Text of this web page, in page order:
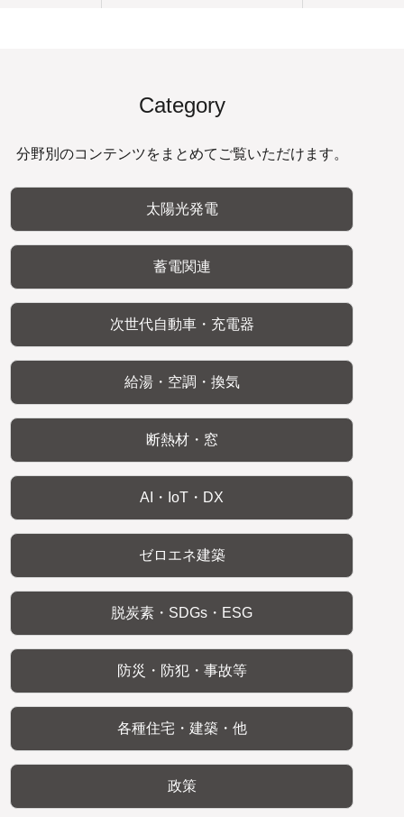
Category
分野別のコンテンツをまとめてご覧いただけます。
太陽光発電
蓄電関連
次世代自動車・充電器
給湯・空調・換気
断熱材・窓
AI・IoT・DX
ゼロエネ建築
脱炭素・SDGs・ESG
防災・防犯・事故等
各種住宅・建築・他
政策